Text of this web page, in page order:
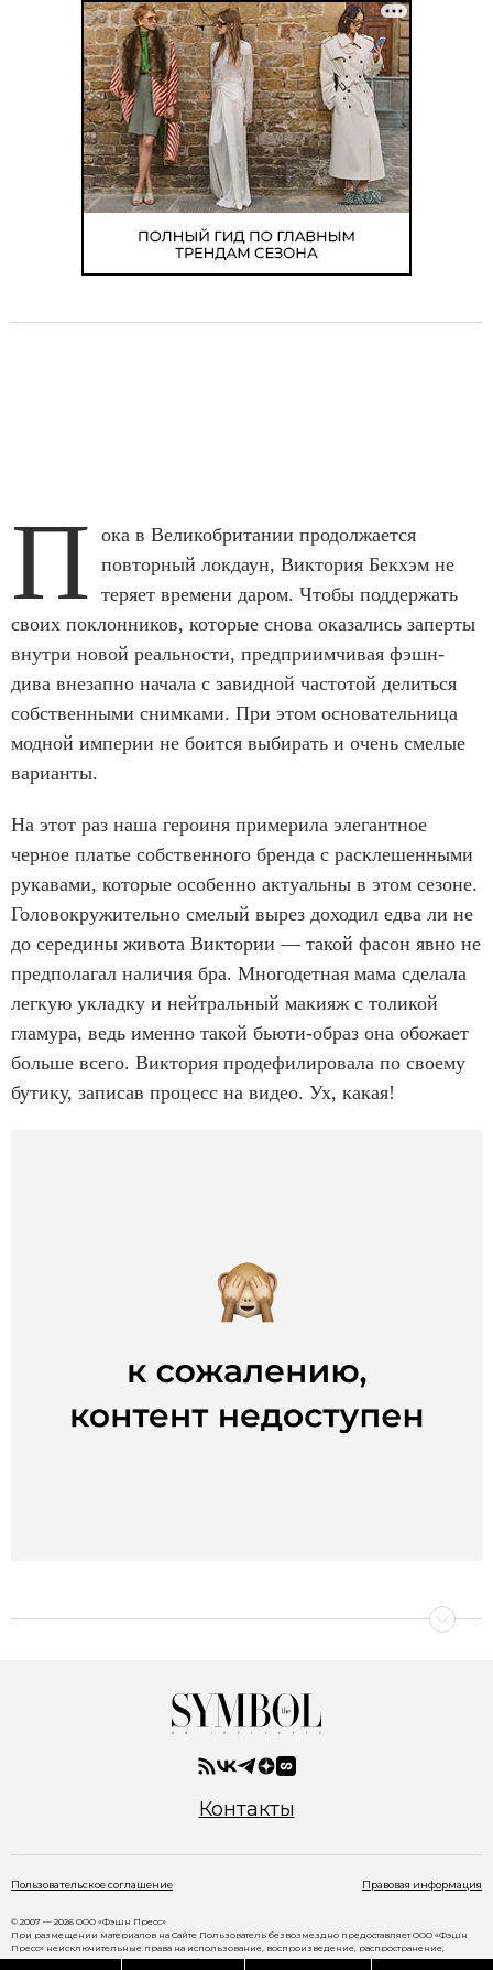
П ока в Великобритании продолжается
повторный локдаун, Виктория Бекхэм не
теряет времени даром. Чтобы поддержать
своих поклонников, которые снова оказались заперты
внутри новой реальности, предприимчивая фэшн-
дива внезапно начала с завидной частотой делиться
собственными снимками. При этом основательница
модной империи не боится выбирать и очень смелые
варианты.
На этот раз наша героиня примерила элегантное
черное платье собственного бренда с расклешенными
рукавами, которые особенно актуальны в этом сезоне.
Головокружительно смелый вырез доходил едва ли не
до середины живота Виктории — такой фасон явно не
предполагал наличия бра. Многодетная мама сделала
легкую укладку и нейтральный макияж с толикой
гламура, ведь именно такой бьюти-образ она обожает
больше всего. Виктория продефилировала по своему
бутику, записав процесс на видео. Ух, какая!
Контакты
Пользовательское соглашение Правовая информация
© 2007 — 2026 ООО «Фэшн Пресс»
При размещении материалов на Сайте Пользователь безвозмездно предоставляет ООО «Фэшн
Пресс» неисключительные права на использование, воспроизведение, распространение,
создание производных произведений, а также на демонстрацию материалов и доведение их до